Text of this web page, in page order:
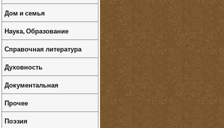
Дом и семья
Наука, Образование
Справочная литература
Духовность
Документальная
Прочее
Поэзия